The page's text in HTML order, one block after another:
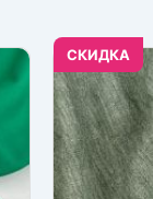
CКИДКА